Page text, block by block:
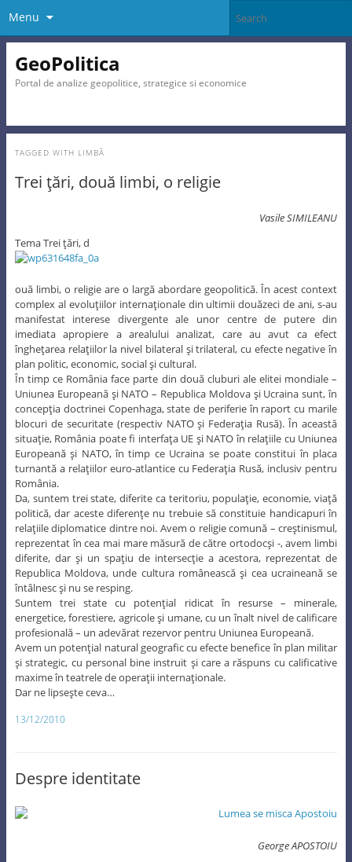
Menu
GeoPolitica
Portal de analize geopolitice, strategice si economice
TAGGED WITH LIMBĂ
Trei ţări, două limbi, o religie
Vasile SIMILEANU
Tema Trei ţări, d
ouă limbi, o religie are o largă abordare geopolitică. În acest context
complex al evoluţiilor internaţionale din ultimii douăzeci de ani, s-au
manifestat interese divergente ale unor centre de putere din
imediata apropiere a arealului analizat, care au avut ca efect
îngheţarea relaţiilor la nivel bilateral şi trilateral, cu efecte negative în
plan politic, economic, social şi cultural.
În timp ce România face parte din două cluburi ale elitei mondiale –
Uniunea Europeană şi NATO – Republica Moldova şi Ucraina sunt, în
concepţia doctrinei Copenhaga, state de periferie în raport cu marile
blocuri de securitate (respectiv NATO şi Federaţia Rusă). În această
situaţie, România poate fi interfaţa UE şi NATO în relaţiile cu Uniunea
Europeană şi NATO, în timp ce Ucraina se poate constitui în placa
turnantă a relaţiilor euro-atlantice cu Federaţia Rusă, inclusiv pentru
România.
Da, suntem trei state, diferite ca teritoriu, populaţie, economie, viaţă
politică, dar aceste diferenţe nu trebuie să constituie handicapuri în
relaţiile diplomatice dintre noi. Avem o religie comună – creştinismul,
reprezentat în cea mai mare măsură de către ortodocşi -, avem limbi
diferite, dar şi un spaţiu de intersecţie a acestora, reprezentat de
Republica Moldova, unde cultura românească şi cea ucraineană se
întâlnesc şi nu se resping.
Suntem trei state cu potenţial ridicat în resurse – minerale,
energetice, forestiere, agricole şi umane, cu un înalt nivel de calificare
profesională – un adevărat rezervor pentru Uniunea Europeană.
Avem un potenţial natural geografic cu efecte benefice în plan militar
şi strategic, cu personal bine instruit şi care a răspuns cu calificative
maxime în teatrele de operaţii internaţionale.
Dar ne lipseşte ceva…
13/12/2010
Despre identitate
George APOSTOIU